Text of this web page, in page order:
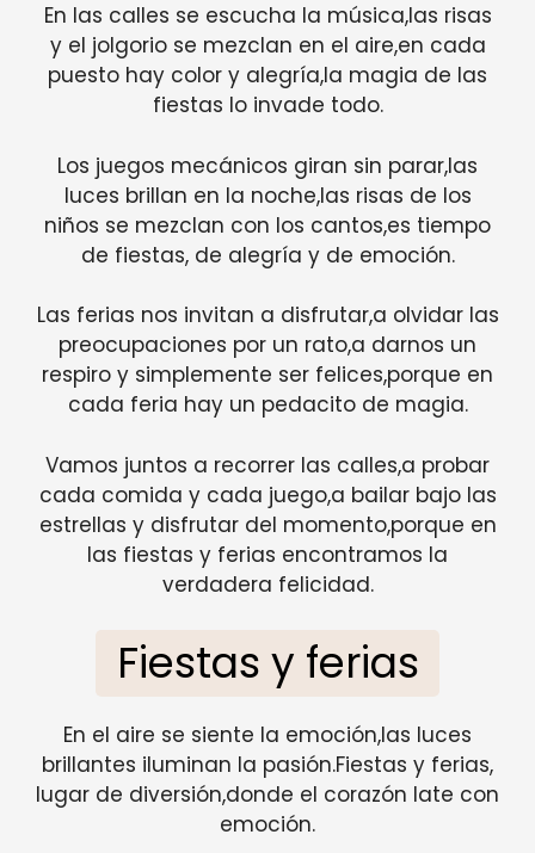
En las calles se escucha la música,las risas
y el jolgorio se mezclan en el aire,en cada
puesto hay color y alegría,la magia de las
fiestas lo invade todo.
Los juegos mecánicos giran sin parar,las
luces brillan en la noche,las risas de los
niños se mezclan con los cantos,es tiempo
de fiestas, de alegría y de emoción.
Las ferias nos invitan a disfrutar,a olvidar las
preocupaciones por un rato,a darnos un
respiro y simplemente ser felices,porque en
cada feria hay un pedacito de magia.
Vamos juntos a recorrer las calles,a probar
cada comida y cada juego,a bailar bajo las
estrellas y disfrutar del momento,porque en
las fiestas y ferias encontramos la
verdadera felicidad.
Fiestas y ferias
En el aire se siente la emoción,las luces
brillantes iluminan la pasión.Fiestas y ferias,
lugar de diversión,donde el corazón late con
emoción.